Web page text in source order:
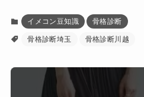
イメコン豆知識 骨格診断
骨格診断埼玉 骨格診断川越